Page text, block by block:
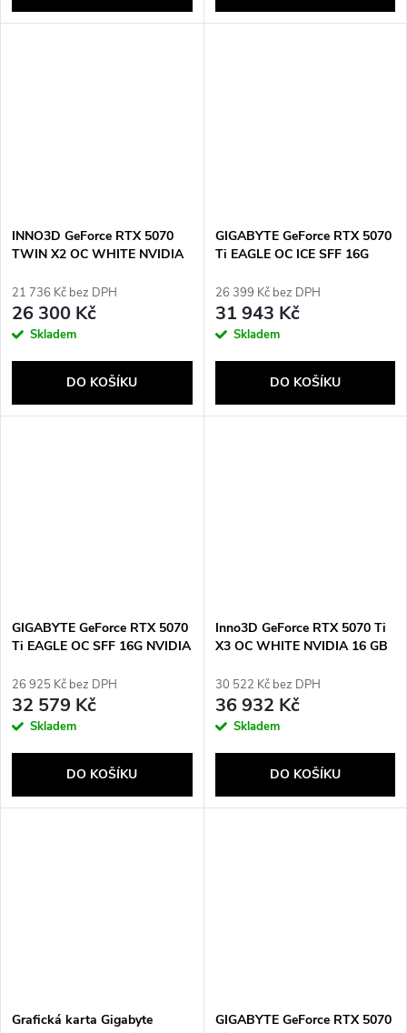
INNO3D GeForce RTX 5070
TWIN X2 OC WHITE NVIDIA
21 736 Kč bez DPH
26 300 Kč
Skladem
DO KOŠÍKU
GIGABYTE GeForce RTX 5070
Ti EAGLE OC ICE SFF 16G
26 399 Kč bez DPH
31 943 Kč
Skladem
DO KOŠÍKU
GIGABYTE GeForce RTX 5070
Ti EAGLE OC SFF 16G NVIDIA
26 925 Kč bez DPH
32 579 Kč
Skladem
DO KOŠÍKU
Inno3D GeForce RTX 5070 Ti
X3 OC WHITE NVIDIA 16 GB
30 522 Kč bez DPH
36 932 Kč
Skladem
DO KOŠÍKU
Grafická karta Gigabyte
GIGABYTE GeForce RTX 5070